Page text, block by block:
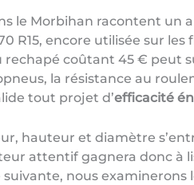
le Morbihan racontent un
R15, encore utilisée sur
coûtant 45 € peut
la résistance au
tout projet d’efficacité
hauteur et diamètre
attentif gagnera donc à
nous examinerons